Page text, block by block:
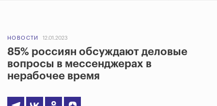
НОВОСТИ 12.01.2023
85% россиян обсуждают деловые
вопросы в мессенджерах в
нерабочее время